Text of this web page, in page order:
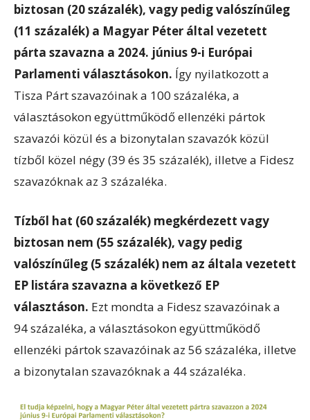
biztosan (20 százalék), vagy pedig valószínűleg
(11 százalék) a Magyar Péter által vezetett
párta szavazna a 2024. június 9-i Európai
Parlamenti választásokon. Így nyilatkozott a
Tisza Párt szavazóinak a 100 százaléka, a
választásokon együttműködő ellenzéki pártok
szavazói közül és a bizonytalan szavazók közül
tízből közel négy (39 és 35 százalék), illetve a Fidesz
szavazóknak az 3 százaléka.
Tízből hat (60 százalék) megkérdezett vagy
biztosan nem (55 százalék), vagy pedig
valószínűleg (5 százalék) nem az általa vezetett
EP listára szavazna a következő EP
választáson. Ezt mondta a Fidesz szavazóinak a
94 százaléka, a választásokon együttműködő
ellenzéki pártok szavazóinak az 56 százaléka, illetve
a bizonytalan szavazóknak a 44 százaléka.